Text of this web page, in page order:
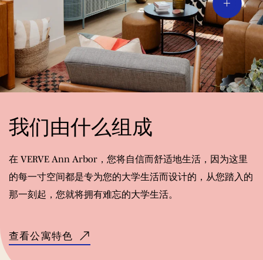
我们由什么组成
在 VERVE Ann Arbor，您将自信而舒适地生活，因为这里
的每一寸空间都是专为您的大学生活而设计的，从您踏入的
那一刻起，您就将拥有难忘的大学生活。
查看公寓特色